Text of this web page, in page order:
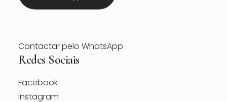
Contactar pelo WhatsApp
Redes Sociais
Facebook
Instagram